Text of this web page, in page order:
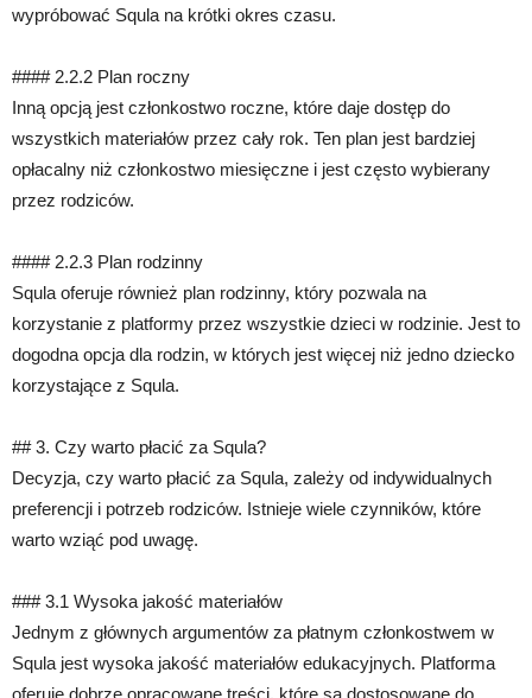
wypróbować Squla na krótki okres czasu.
#### 2.2.2 Plan roczny
Inną opcją jest członkostwo roczne, które daje dostęp do
wszystkich materiałów przez cały rok. Ten plan jest bardziej
opłacalny niż członkostwo miesięczne i jest często wybierany
przez rodziców.
#### 2.2.3 Plan rodzinny
Squla oferuje również plan rodzinny, który pozwala na
korzystanie z platformy przez wszystkie dzieci w rodzinie. Jest to
dogodna opcja dla rodzin, w których jest więcej niż jedno dziecko
korzystające z Squla.
## 3. Czy warto płacić za Squla?
Decyzja, czy warto płacić za Squla, zależy od indywidualnych
preferencji i potrzeb rodziców. Istnieje wiele czynników, które
warto wziąć pod uwagę.
### 3.1 Wysoka jakość materiałów
Jednym z głównych argumentów za płatnym członkostwem w
Squla jest wysoka jakość materiałów edukacyjnych. Platforma
oferuje dobrze opracowane treści, które są dostosowane do